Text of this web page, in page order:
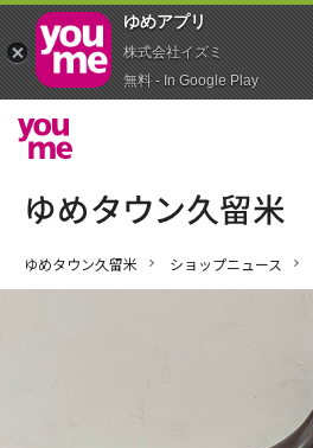
ゆめタウン久留米 ショップニュース
ゆめアプ‪リ‬
株式会社イズミ
無料 - In Google Play